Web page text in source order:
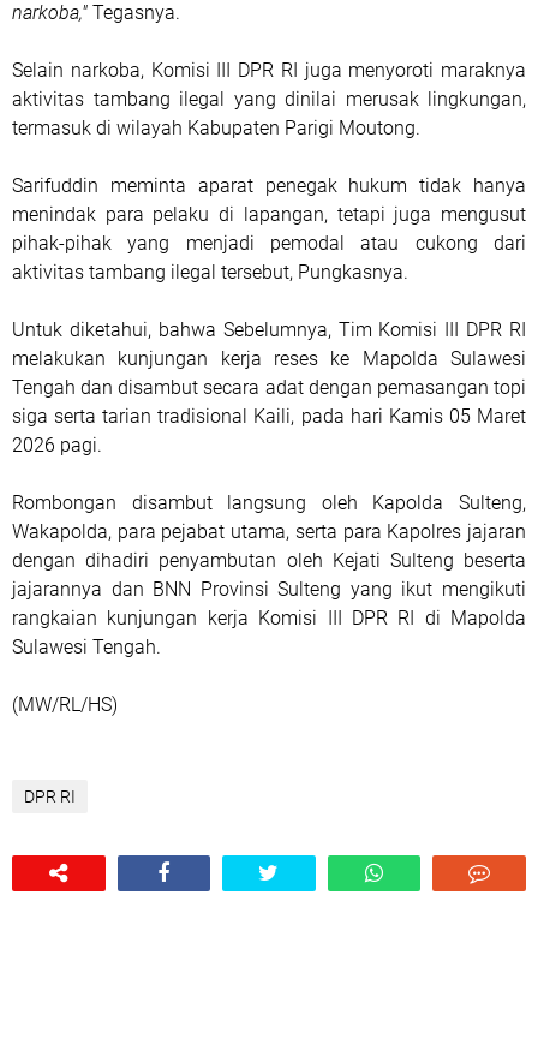
narkoba," Tegasnya.
Selain narkoba, Komisi III DPR RI juga menyoroti maraknya
aktivitas tambang ilegal yang dinilai merusak lingkungan,
termasuk di wilayah Kabupaten Parigi Moutong.
Sarifuddin meminta aparat penegak hukum tidak hanya
menindak para pelaku di lapangan, tetapi juga mengusut
pihak-pihak yang menjadi pemodal atau cukong dari
aktivitas tambang ilegal tersebut, Pungkasnya.
Untuk diketahui, bahwa Sebelumnya, Tim Komisi III DPR RI
melakukan kunjungan kerja reses ke Mapolda Sulawesi
Tengah dan disambut secara adat dengan pemasangan topi
siga serta tarian tradisional Kaili, pada hari Kamis 05 Maret
2026 pagi.
Rombongan disambut langsung oleh Kapolda Sulteng,
Wakapolda, para pejabat utama, serta para Kapolres jajaran
dengan dihadiri penyambutan oleh Kejati Sulteng beserta
jajarannya dan BNN Provinsi Sulteng yang ikut mengikuti
rangkaian kunjungan kerja Komisi III DPR RI di Mapolda
Sulawesi Tengah.
(MW/RL/HS)
DPR RI